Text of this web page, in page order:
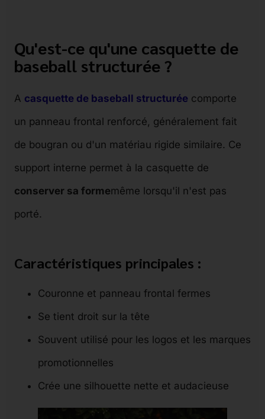
Qu'est-ce qu'une casquette de
baseball structurée ?
A casquette de baseball structurée comporte
un panneau frontal renforcé, généralement fait
de bougran ou d'un matériau rigide similaire. Ce
support interne permet à la casquette de
conserver sa formemême lorsqu'il n'est pas
porté.
Caractéristiques principales :
Couronne et panneau frontal fermes
Se tient droit sur la tête
Souvent utilisé pour les logos et les marques
promotionnelles
Crée une silhouette nette et audacieuse